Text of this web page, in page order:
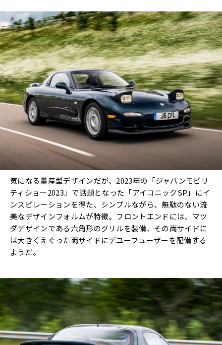
気になる量産型デザインだが、2023年の「ジャパンモビリ
ティショー2023」で話題となった「アイコニックSP」にイ
ンスピレーションを得た、シンプルながら、無駄のない流
美なデザインフォルムが特徴。フロントエンドには、マツ
ダデザインである六角形のグリルを装備、その両サイドに
は大きくえぐった両サイドにデユーフューザーを配備する
ようだ。